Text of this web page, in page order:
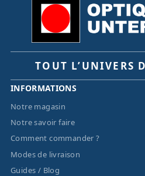
TOUT L’UNIVERS
INFORMATIONS
Notre magasin
Notre savoir faire
Comment commander ?
Modes de livraison
Guides / Blog